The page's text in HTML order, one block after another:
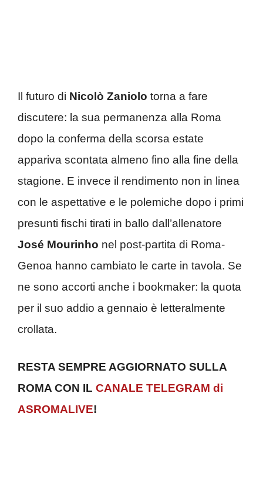
Il futuro di Nicolò Zaniolo torna a fare
discutere: la sua permanenza alla Roma
dopo la conferma della scorsa estate
appariva scontata almeno fino alla fine della
stagione. E invece il rendimento non in linea
con le aspettative e le polemiche dopo i primi
presunti fischi tirati in ballo dall’allenatore
José Mourinho nel post-partita di Roma-
Genoa hanno cambiato le carte in tavola. Se
ne sono accorti anche i bookmaker: la quota
per il suo addio a gennaio è letteralmente
crollata.
RESTA SEMPRE AGGIORNATO SULLA
ROMA CON IL CANALE TELEGRAM di
ASROMALIVE!